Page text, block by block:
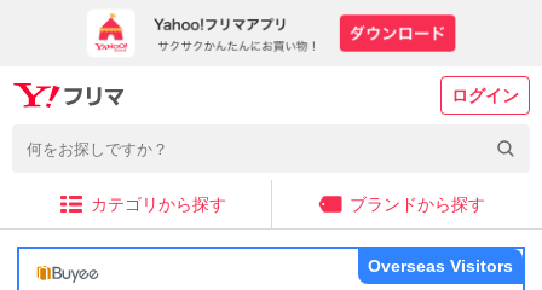
ログイン
カテゴリから探す ブランドから探す
Overseas Visitors